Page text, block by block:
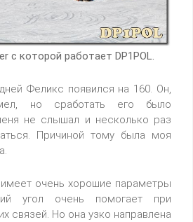
с которой работает DP1POL.
Феликс появился на 160. Он,
но сработать его было
не слышал и несколько раз
Причиной тому была моя
имеет очень хорошие параметры
угол очень помогает при
связей. Но она узко направлена